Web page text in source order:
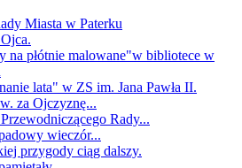
Miasta w Paterku
na płótnie malowane"w bibliotece w
lata" w ZS im. Jana Pawła II.
za Ojczyznę...
Rady...
wieczór...
przygody ciąg dalszy.